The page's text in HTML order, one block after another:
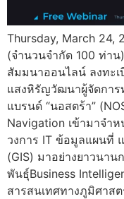
Thursday, March 24,
(จำนวนจำกัด 100 ท่าน
สัมมนาออนไลน์ ลงทะ
แสงหิรัญวัฒนาผู้จัดการ
แบรนด์ “นอสตร้า”
Navigation เข้ามาจำ
วงการ IT ข้อมูลแผนที่
(GIS) มาอย่างยาวนา
พันธุ์Business
สารสนเทศทางภูมิศาส